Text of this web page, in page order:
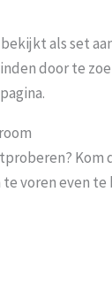
als set
door te
Kom
te voren even